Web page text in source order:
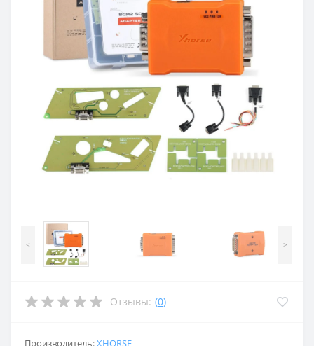
< >
Отзывы: (0)
Производитель:XHORSE